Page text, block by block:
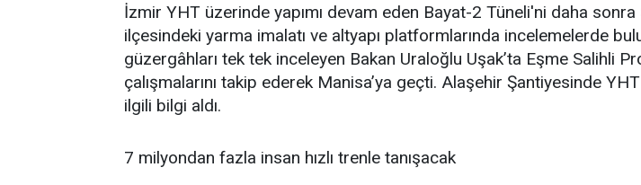
İzmir YHT üzerinde yapımı devam eden Bayat-2 Tüneli'ni daha sonra
ilçesindeki yarma imalatı ve altyapı platformlarında incelemelerde
güzergâhları tek tek inceleyen Bakan Uraloğlu Uşak’ta Eşme Salihli
çalışmalarını takip ederek Manisa’ya geçti. Alaşehir Şantiyesinde YHT
ilgili bilgi aldı.
7 milyondan fazla insan hızlı trenle tanışacak